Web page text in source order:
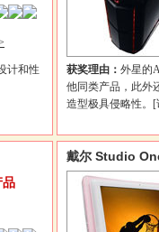
计和性
获奖理由： 外星的
他同类产品，此外
造型极具侵略性。 [
品
戴尔 Studio